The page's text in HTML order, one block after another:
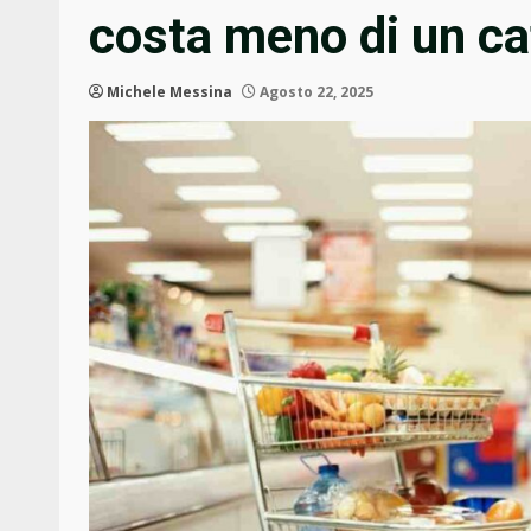
costa meno di un
Michele Messina Agosto 22, 2025